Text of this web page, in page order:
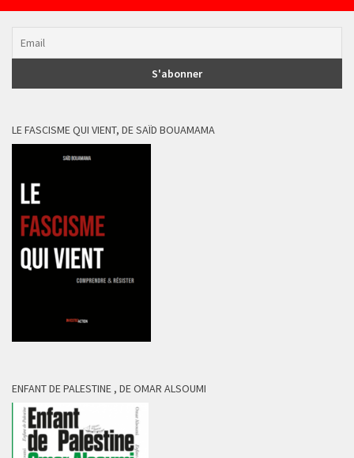
LE FASCISME QUI VIENT, DE SAÏD BOUAMAMA
ENFANT DE PALESTINE , DE OMAR ALSOUMI